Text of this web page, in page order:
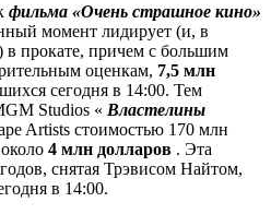
фильма «Очень страшное кино»
момент лидирует (и, в
в прокате, причем с большим
оценкам, 7,5 млн
сегодня в 14:00. Тем
Studios « Властелины
Artists стоимостью 170 млн
4 млн долларов . Эта
снятая Трэвисом Найтом,
в 14:00.